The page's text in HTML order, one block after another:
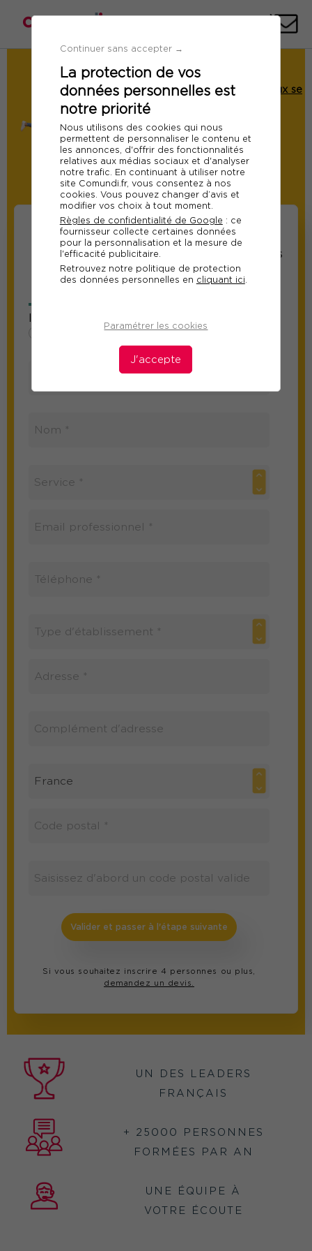
Continuer sans accepter →
La protection de vos
données personnelles est
notre priorité
Nous utilisons des cookies qui nous
permettent de personnaliser le contenu et
les annonces, d'offrir des fonctionnalités
relatives aux médias sociaux et d'analyser
notre trafic. En continuant à utiliser notre
site Comundi.fr, vous consentez à nos
cookies. Vous pouvez changer d’avis et
modifier vos choix à tout moment.
Règles de confidentialité de Google : ce
fournisseur collecte certaines données
pour la personnalisation et la mesure de
l'efficacité publicitaire.
Retrouvez notre politique de protection
des données personnelles en cliquant ici.
Paramétrer les cookies
J'accepte
Demande de Devis
Formation : L'Ennéagramme pour mieux se
connaître et mieux communiquer
Ref 10248
Du 16 au 17 novembre 2026
Paris
Modifier
Informations sur les
participants
Informations relatives
au responsable suivi
de la formation
Information sur le participant
Valider et passer à l'étape suivante
Si vous souhaitez inscrire 4 personnes ou plus,
demandez un devis.
UN DES LEADERS
FRANÇAIS
+ 25000 PERSONNES
FORMÉES PAR AN
UNE ÉQUIPE À
VOTRE ÉCOUTE